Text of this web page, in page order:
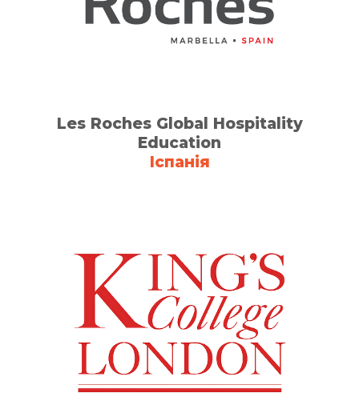
Les Roches Global Hospitality
Education
Іспанія